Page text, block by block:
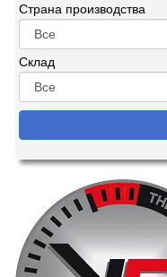
Страна производства
Склад